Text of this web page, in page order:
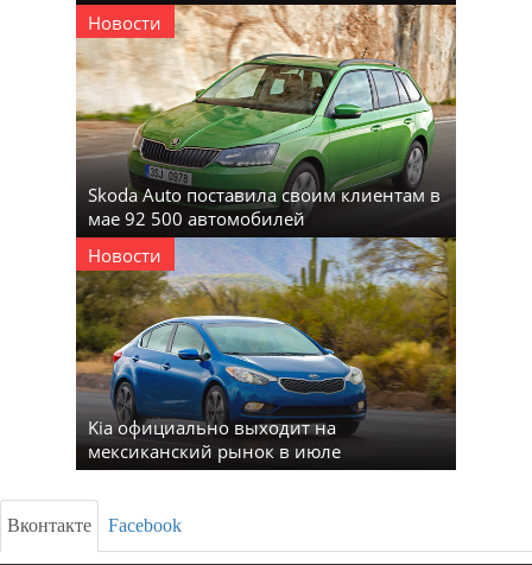
Новости
Skoda Auto поставила своим клиентам в
мае 92 500 автомобилей
Новости
Kia официально выходит на
мексиканский рынок в июле
Вконтакте Facebook